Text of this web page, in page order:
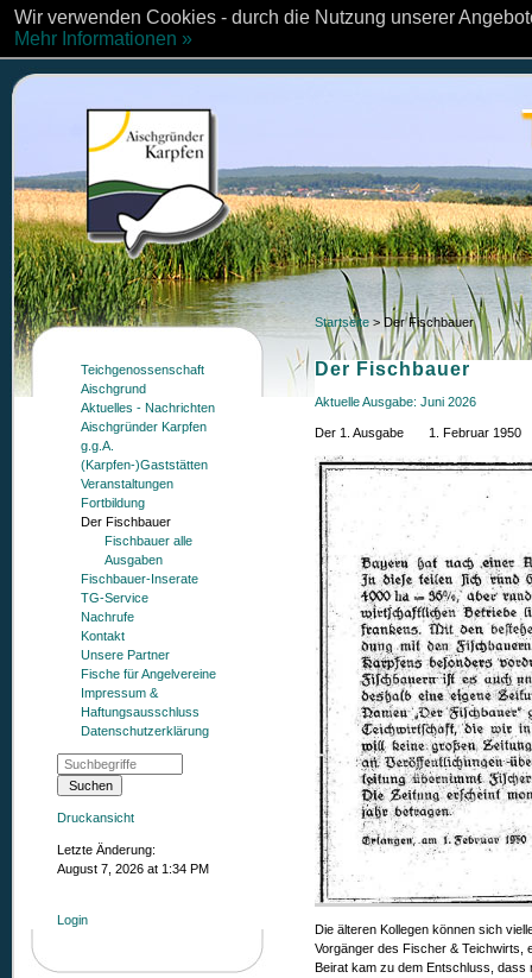
Startseite > Der Fischbauer
Teichgenossenschaft
Aischgrund
Aktuelles - Nachrichten
Aischgründer Karpfen
g.g.A.
(Karpfen-)Gaststätten
Veranstaltungen
Fortbildung
Der Fischbauer
Fischbauer alle
Ausgaben
Fischbauer-Inserate
TG-Service
Nachrufe
Kontakt
Unsere Partner
Fische für Angelvereine
Impressum &
Haftungsausschluss
Datenschutzerklärung
Druckansicht
Letzte Änderung:
August 7, 2026 at 1:34 PM
Login
Der Fischbauer
Aktuelle Ausgabe: Juni 2026
Der 1. Ausgabe 1. Februar 1950
Die älteren Kollegen können sich
Vorgänger des Fischer & Teichwirts,
Beirat kam zu dem Entschluss, dass
Wir verwenden Cookies - durch die Nutzung unserer
Mehr Informationen »